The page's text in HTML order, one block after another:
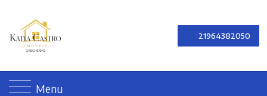
21964382050
Menu